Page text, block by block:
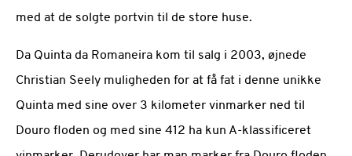
med at de solgte portvin til de store huse.
Da Quinta da Romaneira kom til salg i 2003, øjnede
Christian Seely muligheden for at få fat i denne unikke
Quinta med sine over 3 kilometer vinmarker ned til
Douro floden og med sine 412 ha kun A-klassificeret